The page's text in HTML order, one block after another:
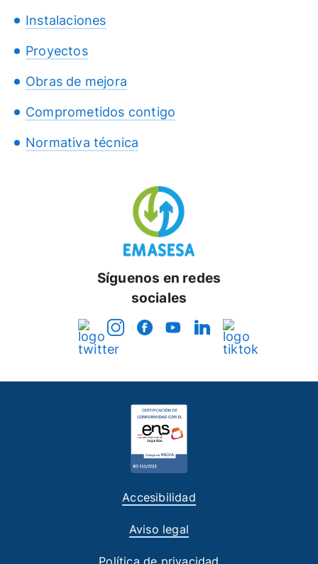
Instalaciones
Proyectos
Obras de mejora
Comprometidos contigo
Normativa técnica
Síguenos en redes
sociales
Accesibilidad
Aviso legal